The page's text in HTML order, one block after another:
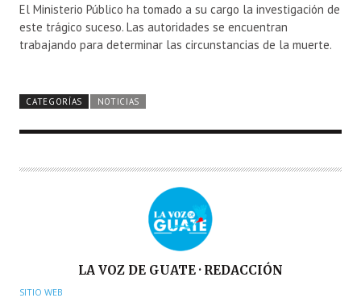
El Ministerio Público ha tomado a su cargo la investigación de
este trágico suceso. Las autoridades se encuentran
trabajando para determinar las circunstancias de la muerte.
CATEGORÍAS NOTICIAS
U
LA VOZ DE GUATE · REDACCIÓN
SITIO WEB